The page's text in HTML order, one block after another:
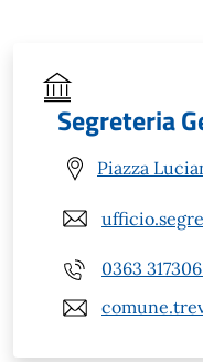
Segreteria
Piazza
0363